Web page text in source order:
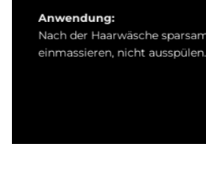
Anwendung:
Nach der Haarwäsche
einmassieren, nicht ausspülen.